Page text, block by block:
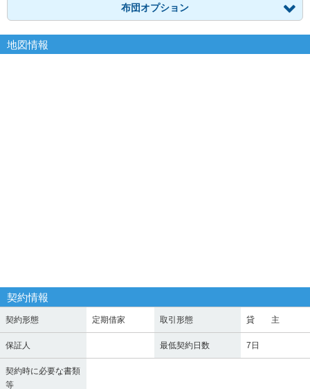
布団オプション
地図情報
契約情報
契約形態 定期借家 取引形態 貸 主
保証人 最低契約日数 7日
契約時に必要な書類
等